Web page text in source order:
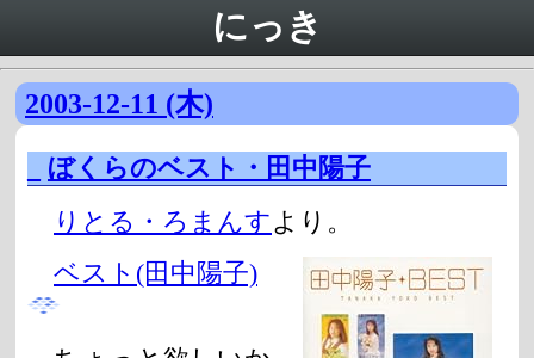
にっき
2003-12-11 (木)
ぼくらのベスト・田中陽子
りとる・ろまんす より。
ベスト(田中陽子)